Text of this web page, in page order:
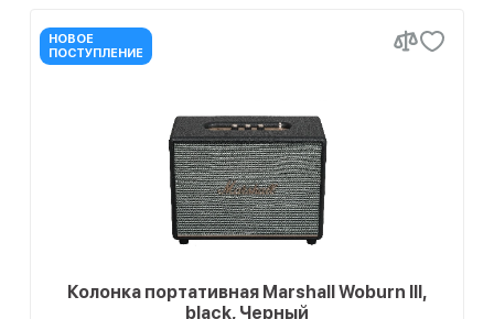
НОВОЕ
ПОСТУПЛЕНИЕ
Колонка портативная Marshall Woburn III,
black, Черный